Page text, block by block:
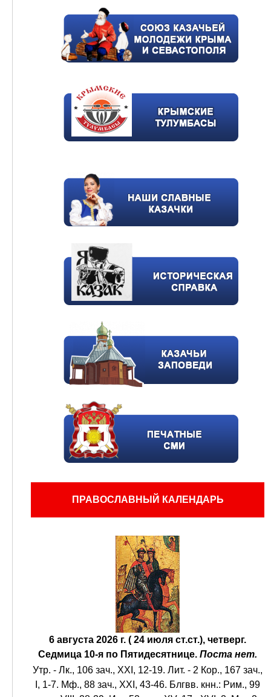
ПРАВОСЛАВНЫЙ КАЛЕНДАРЬ
6 августа 2026 г. ( 24 июля ст.ст.), четверг.
Седмица 10-я по Пятидесятнице. Поста нет.
Утр. - Лк., 106 зач., XXI, 12-19. Лит. - 2 Кор., 167 зач.,
I, 1-7. Мф., 88 зач., XXI, 43-46. Блгвв. кнн.: Рим., 99